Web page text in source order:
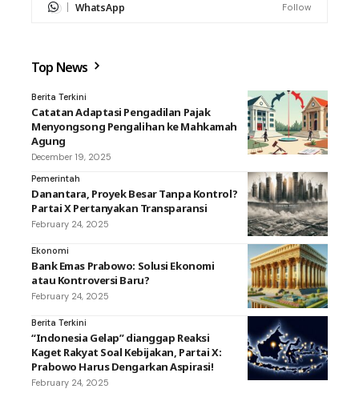
WhatsApp Follow
Top News
Berita Terkini
Catatan Adaptasi Pengadilan Pajak
Menyongsong Pengalihan ke Mahkamah
Agung
December 19, 2025
Pemerintah
Danantara, Proyek Besar Tanpa Kontrol?
Partai X Pertanyakan Transparansi
February 24, 2025
Ekonomi
Bank Emas Prabowo: Solusi Ekonomi
atau Kontroversi Baru?
February 24, 2025
Berita Terkini
“Indonesia Gelap” dianggap Reaksi
Kaget Rakyat Soal Kebijakan, Partai X:
Prabowo Harus Dengarkan Aspirasi!
February 24, 2025